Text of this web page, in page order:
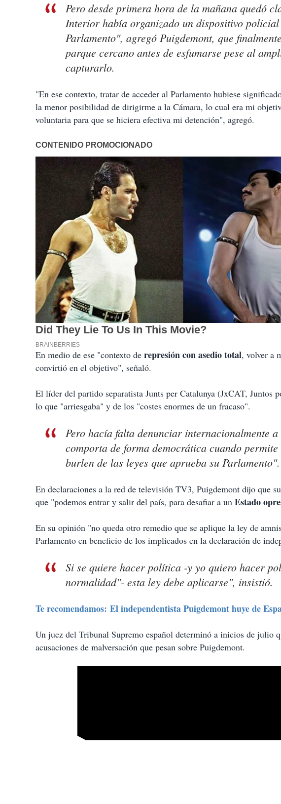
Pero desde primera hora de la mañana quedó
Interior había organizado un dispositivo
Parlamento", agregó Puigdemont, que
parque cercano antes de esfumarse pese al
capturarlo.
"En ese contexto, tratar de acceder al Parlamento hubiese
la menor posibilidad de dirigirme a la Cámara, lo cual era mi
voluntaria para que se hiciera efectiva mi detención", agregó.
En medio de ese "contexto de represión con asedio total, volver a
convirtió en el objetivo", señaló.
El líder del partido separatista Junts per Catalunya (JxCAT, Juntos
lo que "arriesgaba" y de los "costes enormes de un fracaso".
Pero hacía falta denunciar internacionalmente a
comporta de forma democrática cuando
burlen de las leyes que aprueba su
En declaraciones a la red de televisión TV3, Puigdemont dijo que
que "podemos entrar y salir del país, para desafiar a un Estado
En su opinión "no queda otro remedio que se aplique la ley de
Parlamento en beneficio de los implicados en la declaración de
Si se quiere hacer política -y yo quiero hacer
normalidad"- esta ley debe aplicarse", insistió.
Te recomendamos: El independentista Puigdemont huye de
Un juez del Tribunal Supremo español determinó a inicios de julio
acusaciones de malversación que pesan sobre Puigdemont.